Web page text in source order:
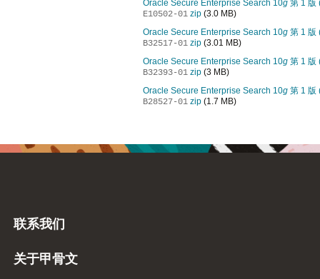
Oracle Secure Enterprise Search 10g 第 1 版
E10502-01 zip (3.0 MB)
Oracle Secure Enterprise Search 10g 第 1 版
B32517-01 zip (3.01 MB)
Oracle Secure Enterprise Search 10g 第 1 版
B32393-01 zip (3 MB)
Oracle Secure Enterprise Search 10g 第 1 版
B28527-01 zip (1.7 MB)
联系我们
关于甲骨文